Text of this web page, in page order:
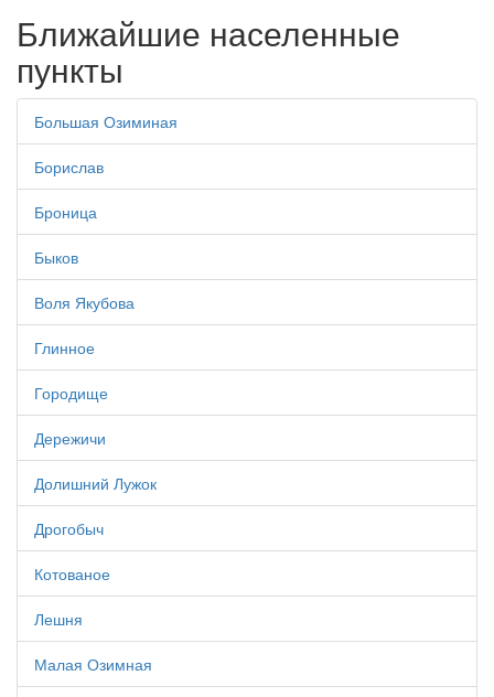
Ближайшие населенные
пункты
Большая Озиминая
Борислав
Броница
Быков
Воля Якубова
Глинное
Городище
Дережичи
Долишний Лужок
Дрогобыч
Котованое
Лешня
Малая Озимная